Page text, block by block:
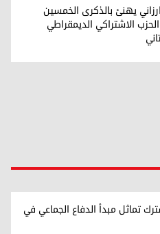
يهنئ بالذكرى الخمسين
الاشتراکي الديمقراطي
تماثل مبدأ الدفاع الجماعي في